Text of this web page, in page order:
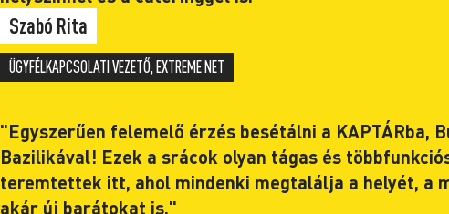
Szabó Rita
ÜGYFÉLKAPCSOLATI VEZETŐ, EXTREME NET
"Egyszerűen felemelő érzés besétálni a KAPTÁRba,
Bazilikával! Ezek a srácok olyan tágas és
teremtettek itt, ahol mindenki megtalálja a helyét, a
akár új barátokat is."